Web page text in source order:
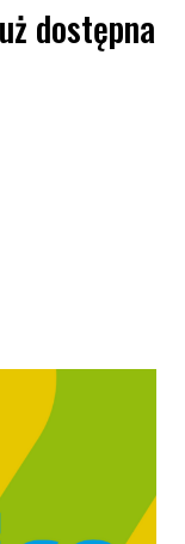
dostępna
FACEBOOK. STRONA
NA TWITTER.
NA LINKEDIN.